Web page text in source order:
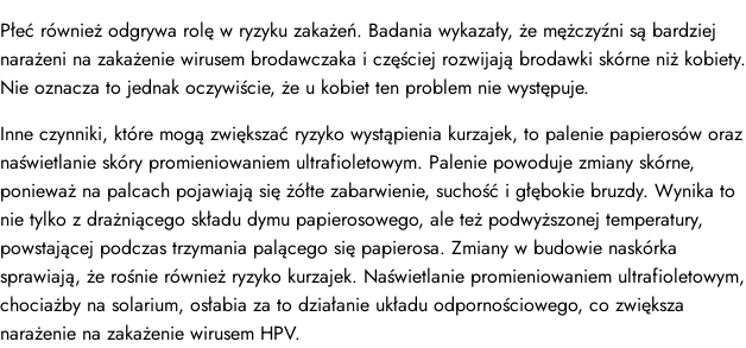
Płeć również odgrywa rolę w ryzyku zakażeń. Badania wykazały, że mężczyźni są bardziej
narażeni na zakażenie wirusem brodawczaka i częściej rozwijają brodawki skórne niż kobiety.
Nie oznacza to jednak oczywiście, że u kobiet ten problem nie występuje.
Inne czynniki, które mogą zwiększać ryzyko wystąpienia kurzajek, to palenie papierosów oraz
naświetlanie skóry promieniowaniem ultrafioletowym. Palenie powoduje zmiany skórne,
ponieważ na palcach pojawiają się żółte zabarwienie, suchość i głębokie bruzdy. Wynika to
nie tylko z drażniącego składu dymu papierosowego, ale też podwyższonej temperatury,
powstającej podczas trzymania palącego się papierosa. Zmiany w budowie naskórka
sprawiają, że rośnie również ryzyko kurzajek. Naświetlanie promieniowaniem ultrafioletowym,
chociażby na solarium, osłabia za to działanie układu odpornościowego, co zwiększa
narażenie na zakażenie wirusem HPV.